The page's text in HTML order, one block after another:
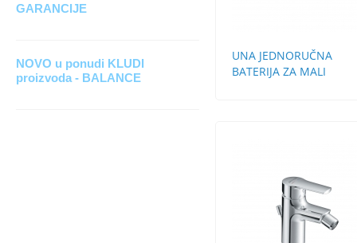
GARANCIJE
NOVO u ponudi KLUDI
proizvoda - BALANCE
UNA JEDNORUČNA
BATERIJA ZA MALI